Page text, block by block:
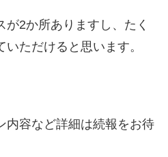
2か所ありますし、たく
ただけると思います。
内容など詳細は続報をお待